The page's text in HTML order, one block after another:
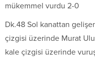
mükemmel vurdu 2-0
Dk.48 Sol kanattan
çizgisi üzerinde Murat
kale çizgisi üzerinde